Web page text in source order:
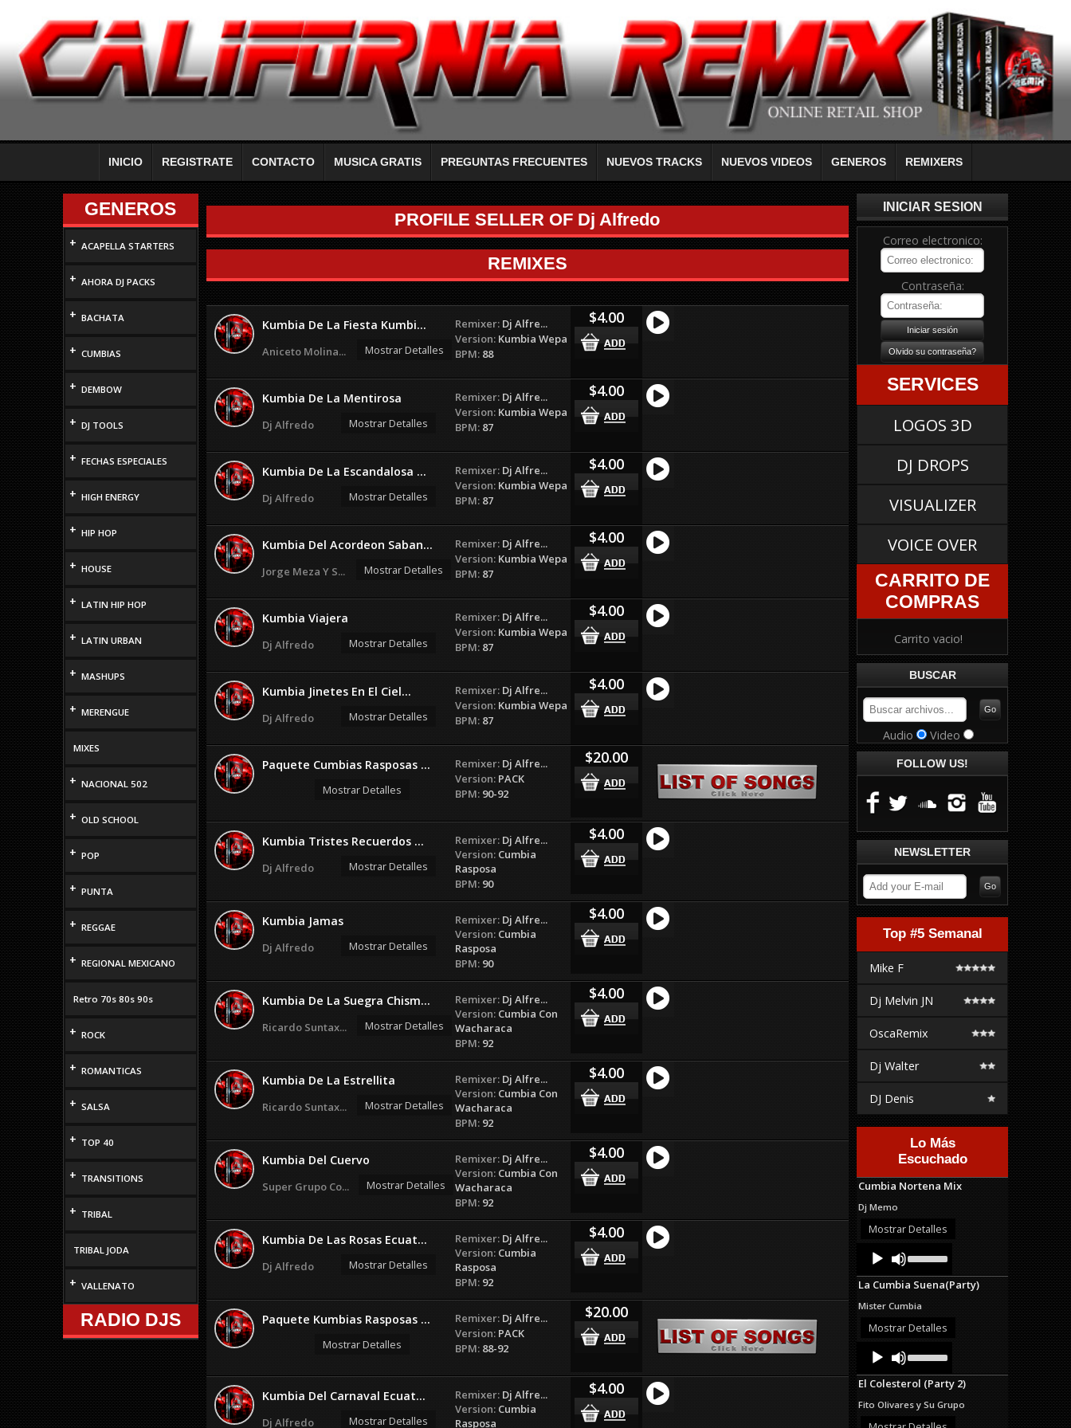
INICIO REGISTRATE CONTACTO MUSICA GRATIS PREGUNTAS FRECUENTES NUEVOS TRACKS NUEVOS VIDEOS GENEROS REMIXERS
GENEROS
+ ACAPELLA STARTERS
+ AHORA DJ PACKS
+ BACHATA
+ CUMBIAS
+ DEMBOW
+ DJ TOOLS
+ FECHAS ESPECIALES
+ HIGH ENERGY
+ HIP HOP
+ HOUSE
+ LATIN HIP HOP
+ LATIN URBAN
+ MASHUPS
+ MERENGUE
MIXES
+ NACIONAL 502
+ OLD SCHOOL
+ POP
+ PUNTA
+ REGGAE
+ REGIONAL MEXICANO
Retro 70s 80s 90s
+ ROCK
+ ROMANTICAS
+ SALSA
+ TOP 40
+ TRANSITIONS
+ TRIBAL
TRIBAL JODA
+ VALLENATO
RADIO DJS
PROFILE SELLER OF Dj Alfredo
REMIXES
Kumbia De La Fiesta Kumbi...
Aniceto Molina... Mostrar Detalles
Remixer: Dj Alfre...
Version: Kumbia Wepa
BPM: 88
$4.00
Kumbia De La Mentirosa
Dj Alfredo Mostrar Detalles
Remixer: Dj Alfre...
Version: Kumbia Wepa
BPM: 87
$4.00
Kumbia De La Escandalosa ...
Dj Alfredo Mostrar Detalles
Remixer: Dj Alfre...
Version: Kumbia Wepa
BPM: 87
$4.00
Kumbia Del Acordeon Saban...
Jorge Meza Y S... Mostrar Detalles
Remixer: Dj Alfre...
Version: Kumbia Wepa
BPM: 87
$4.00
Kumbia Viajera
Dj Alfredo Mostrar Detalles
Remixer: Dj Alfre...
Version: Kumbia Wepa
BPM: 87
$4.00
Kumbia Jinetes En El Ciel...
Dj Alfredo Mostrar Detalles
Remixer: Dj Alfre...
Version: Kumbia Wepa
BPM: 87
$4.00
Paquete Cumbias Rasposas ...
Mostrar Detalles
Remixer: Dj Alfre...
Version: PACK
BPM: 90-92
$20.00
Kumbia Tristes Recuerdos ...
Dj Alfredo Mostrar Detalles
Remixer: Dj Alfre...
Version: Cumbia
Rasposa
BPM: 90
$4.00
Kumbia Jamas
Dj Alfredo Mostrar Detalles
Remixer: Dj Alfre...
Version: Cumbia
Rasposa
BPM: 90
$4.00
Kumbia De La Suegra Chism...
Ricardo Suntax... Mostrar Detalles
Remixer: Dj Alfre...
Version: Cumbia Con
Wacharaca
BPM: 92
$4.00
Kumbia De La Estrellita
Ricardo Suntax... Mostrar Detalles
Remixer: Dj Alfre...
Version: Cumbia Con
Wacharaca
BPM: 92
$4.00
Kumbia Del Cuervo
Super Grupo Co... Mostrar Detalles
Remixer: Dj Alfre...
Version: Cumbia Con
Wacharaca
BPM: 92
$4.00
Kumbia De Las Rosas Ecuat...
Dj Alfredo Mostrar Detalles
Remixer: Dj Alfre...
Version: Cumbia
Rasposa
BPM: 92
$4.00
Paquete Kumbias Rasposas ...
Mostrar Detalles
Remixer: Dj Alfre...
Version: PACK
BPM: 88-92
$20.00
Kumbia Del Carnaval Ecuat...
Dj Alfredo Mostrar Detalles
Remixer: Dj Alfre...
Version: Cumbia
Rasposa
$4.00
INICIAR SESION
Correo electronico:
Contraseña:
SERVICES
LOGOS 3D
DJ DROPS
VISUALIZER
VOICE OVER
CARRITO DE
COMPRAS
Carrito vacio!
BUSCAR
Audio Video
FOLLOW US!
NEWSLETTER
Top #5 Semanal
Mike F
Dj Melvin JN
OscaRemix
Dj Walter
DJ Denis
Lo Más
Escuchado
Cumbia Nortena Mix
Dj Memo
Mostrar Detalles
Audio
Player
Up/Down
Arrow
keys
increase
or
La Cumbia Suena(Party)
Mister Cumbia
Mostrar Detalles
Audio
Player
Up/Down
Arrow
keys
increase
or
El Colesterol (Party 2)
Fito Olivares y Su Grupo